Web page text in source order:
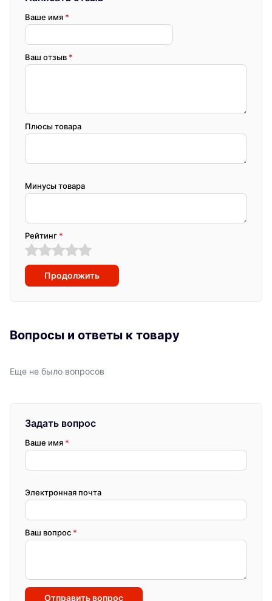
Ваше имя *
Ваш отзыв *
Плюсы товара
Минусы товара
Рейтинг *
Продолжить
Вопросы и ответы к товару
Еще не было вопросов
Задать вопрос
Ваше имя *
Электронная почта
Ваш вопрос *
Отправить вопрос